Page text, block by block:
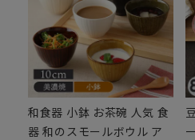
和食器 小鉢 お茶碗 人気 食
器 和のスモールボウル ア